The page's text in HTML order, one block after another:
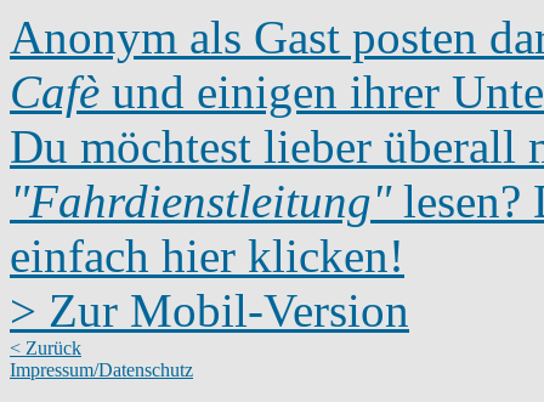
Anonym als Gast posten
Cafè und einigen ihrer
Du möchtest lieber überall
"Fahrdienstleitung"lesen?
einfach hier klicken!
> Zur Mobil-Version
< Zurück
Impressum/Datenschutz